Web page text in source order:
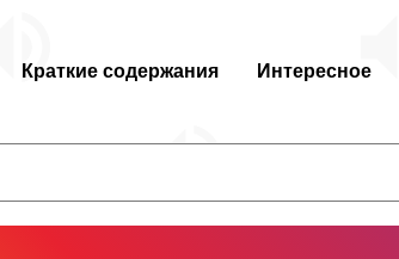
Краткие содержания Интересное